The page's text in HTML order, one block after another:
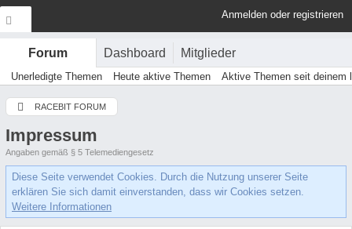
Anmelden oder registrieren
Forum Dashboard Mitglieder
Unerledigte Themen Heute aktive Themen Aktive Themen seit deinem
RACEBIT FORUM
Impressum
Angaben gemäß § 5 Telemediengesetz
Diese Seite verwendet Cookies. Durch die Nutzung unserer Seite
erklären Sie sich damit einverstanden, dass wir Cookies setzen.
Weitere Informationen